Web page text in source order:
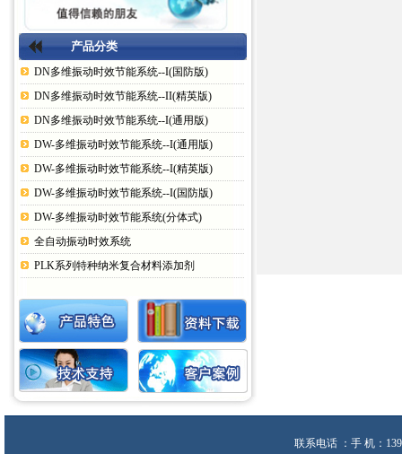
产品分类
DN多维振动时效节能系统--I(国防版)
DN多维振动时效节能系统--II(精英版)
DN多维振动时效节能系统--I(通用版)
DW-多维振动时效节能系统--I(通用版)
DW-多维振动时效节能系统--I(精英版)
DW-多维振动时效节能系统--I(国防版)
DW-多维振动时效节能系统(分体式)
全自动振动时效系统
PLK系列特种纳米复合材料添加剂
联系电话 ：手 机：